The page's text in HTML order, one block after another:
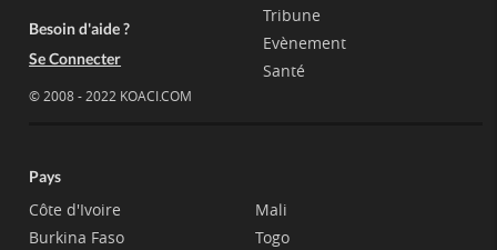
Besoin d'aide ?
Se Connecter
© 2008 - 2022 KOACI.COM
Tribune
Evènement
Santé
Pays
Côte d'Ivoire
Burkina Faso
Mali
Togo